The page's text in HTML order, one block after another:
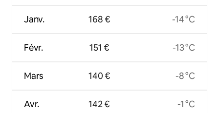
Janv.
Févr.
Mars
Avr.
168 €
151 €
140 €
142 €
-14 °C
-13 °C
-8 °C
-1 °C